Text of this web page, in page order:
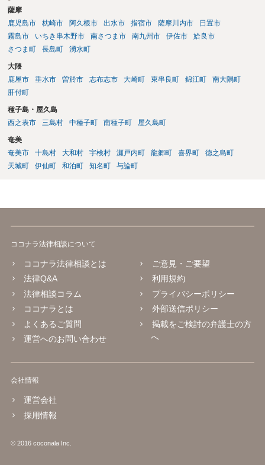
薩摩
鹿児島市
枕崎市 阿久根市 出水市 指宿市 薩摩川内市
日置市
霧島市
いちき串木野市 南さつま市 南九州市 伊佐市
姶良市
さつま町
長島町 湧水町
大隈
鹿屋市
垂水市 曽於市 志布志市 大崎町 東串良町 錦江町
南大隅町
肝付町
種子島・屋久島
西之表市
三島村 中種子町 南種子町 屋久島町
奄美
奄美市
十島村 大和村 宇検村 瀬戸内町 龍郷町 喜界町
徳之島町
天城町
伊仙町 和泊町 知名町 与論町
ココナラ法律相談について
ココナラ法律相談とは
法律Q&A
法律相談コラム
ココナラとは
よくあるご質問
運営へのお問い合わせ
ご意見・ご要望
利用規約
プライバシーポリシー
外部送信ポリシー
掲載をご検討の弁護士の方
へ
会社情報
運営会社
採用情報
© 2016 coconala Inc.